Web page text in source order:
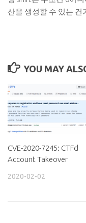
산을 생성할 수 있는 건
YOU MAY
CVE-2020-7245: CTFd
Account Takeover
2020-02-02